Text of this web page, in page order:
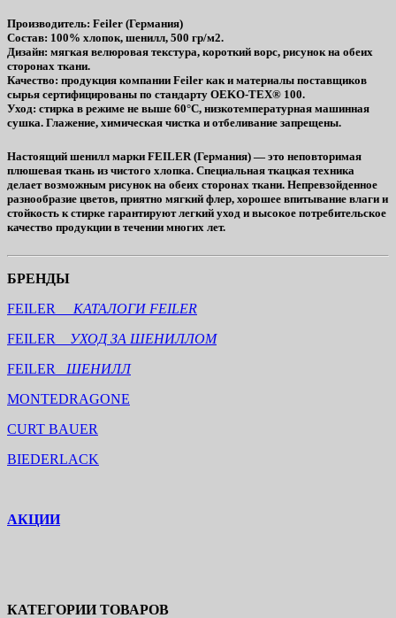
Производитель: Feiler (Германия)
Состав: 100% хлопок, шенилл, 500 гр/м2.
Дизайн: мягкая велюровая текстура, короткий ворс, рисунок на обеих
сторонах ткани.
Качество: продукция компании Feiler как и материалы поставщиков
сырья сертифицированы по стандарту OEKO-TEX® 100.
Уход: стирка в режиме не выше 60°C, низкотемпературная машинная
сушка. Глажение, химическая чистка и отбеливание запрещены.
Настоящий шенилл марки FEILER (Германия) — это неповторимая
плюшевая ткань из чистого хлопка. Специальная ткацкая техника
делает возможным рисунок на обеих сторонах ткани. Непревзойденное
разнообразие цветов, приятно мягкий флер, хорошее впитывание влаги и
стойкость к стирке гарантируют легкий уход и высокое потребительское
качество продукции в течении многих лет.
БРЕНДЫ
FEILER КАТАЛОГИ FEILER
FEILER
УХОД ЗА ШЕНИЛЛОМ
FEILER ШЕНИЛЛ
MONTEDRAGONE
CURT BAUER
BIEDERLACK
АКЦИИ
КАТЕГОРИИ ТОВАРОВ